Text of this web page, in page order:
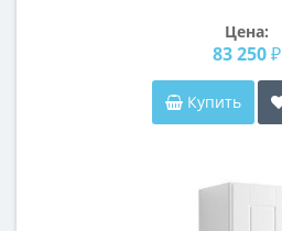
Цена:
83 250 ₽
Купить